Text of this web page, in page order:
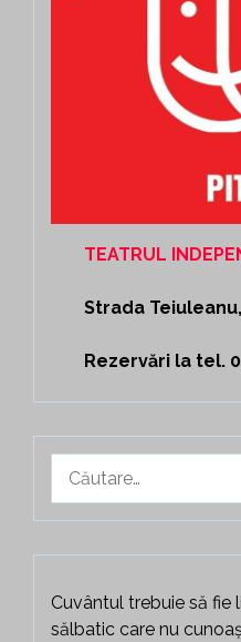
TEATRUL
Strada
Rezervări la tel.
Cuvântul trebuie să fie
sălbatic care nu